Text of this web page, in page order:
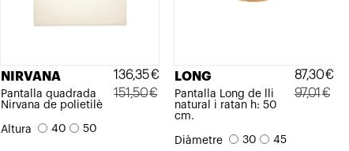
NIRVANA
Pantalla quadrada
Nirvana de polietilè
151,50€
136,35€
Altura 40 50
LONG
Pantalla Long de lli
natural i ratan h: 50
cm.
97,01€
87,30€
Diàmetre 30 45